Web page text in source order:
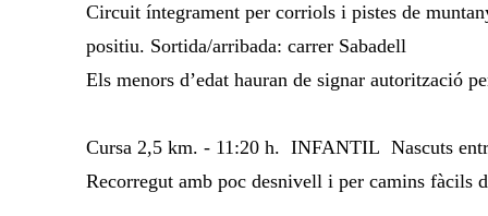
Circuit íntegrament per corriols i pistes de
positiu. Sortida/arribada: carrer Sabadell
Els menors d’edat hauran de signar autorització
Cursa 2,5 km. - 11:20 h. INFANTIL Nascuts
Recorregut amb poc desnivell i per camins fàcils